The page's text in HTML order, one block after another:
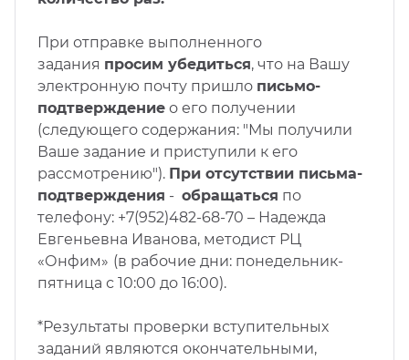
При отправке выполненного
задания просим убедиться, что на Вашу
электронную почту пришло письмо-
подтверждение о его получении
(следующего содержания: "Мы получили
Ваше задание и приступили к его
рассмотрению"). При отсутствии письма-
подтверждения - обращаться по
телефону: +7(952)482-68-70 – Надежда
Евгеньевна Иванова, методист РЦ
«Онфим» (в рабочие дни: понедельник-
пятница с 10:00 до 16:00).
*Результаты проверки вступительных
заданий являются окончательными,